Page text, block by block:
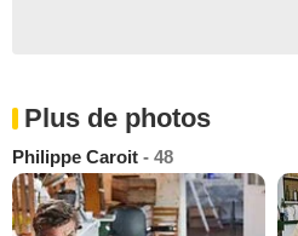
Plus de photos
Philippe Caroit - 48